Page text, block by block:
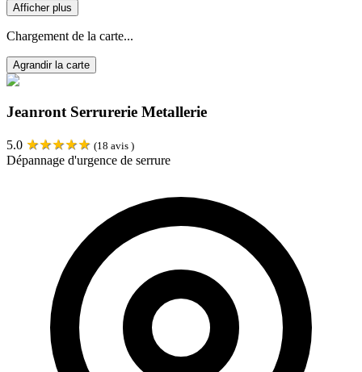
Afficher plus
Chargement de la carte...
Agrandir la carte
Jeanront Serrurerie Metallerie
5.0 ★★★★★ (18 avis )
Dépannage d'urgence de serrure